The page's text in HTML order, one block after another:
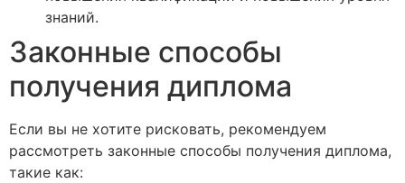
знаний.
Законные способы
получения диплома
Если вы не хотите рисковать, рекомендуем
рассмотреть законные способы получения диплома,
такие как: